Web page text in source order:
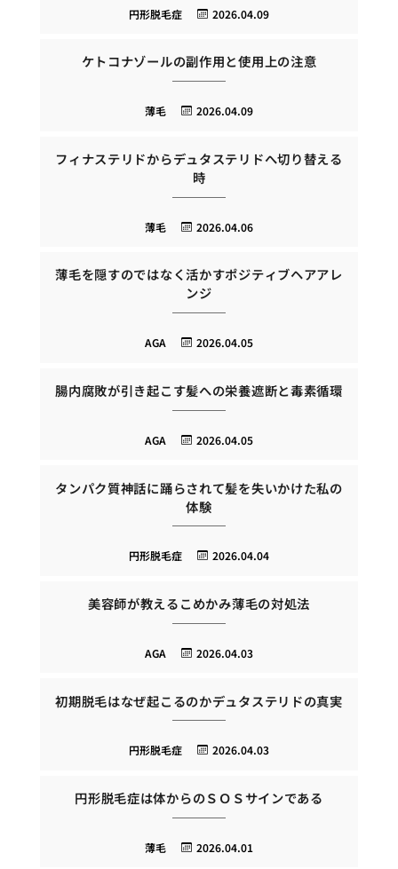
2026.04.09
円形脱毛症
ケトコナゾールの副作用と使用上の注意
2026.04.09
薄毛
フィナステリドからデュタステリドへ切り替える
時
2026.04.06
薄毛
薄毛を隠すのではなく活かすポジティブヘアアレ
ンジ
2026.04.05
AGA
腸内腐敗が引き起こす髪への栄養遮断と毒素循環
2026.04.05
AGA
タンパク質神話に踊らされて髪を失いかけた私の
体験
2026.04.04
円形脱毛症
美容師が教えるこめかみ薄毛の対処法
2026.04.03
AGA
初期脱毛はなぜ起こるのかデュタステリドの真実
2026.04.03
円形脱毛症
円形脱毛症は体からのＳＯＳサインである
2026.04.01
薄毛